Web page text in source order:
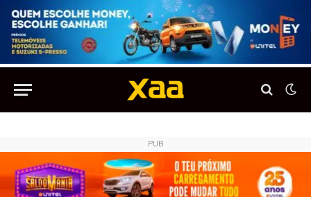
PUB